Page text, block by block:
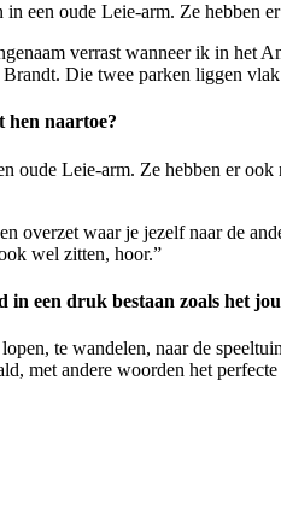
een oude Leie-arm. Ze hebben
verrast wanneer ik in het
Die twee parken liggen
hen naartoe?
oude Leie-arm. Ze hebben er
overzet waar je jezelf naar de
wel zitten, hoor.”
een druk bestaan zoals het
te wandelen, naar de
met andere woorden het